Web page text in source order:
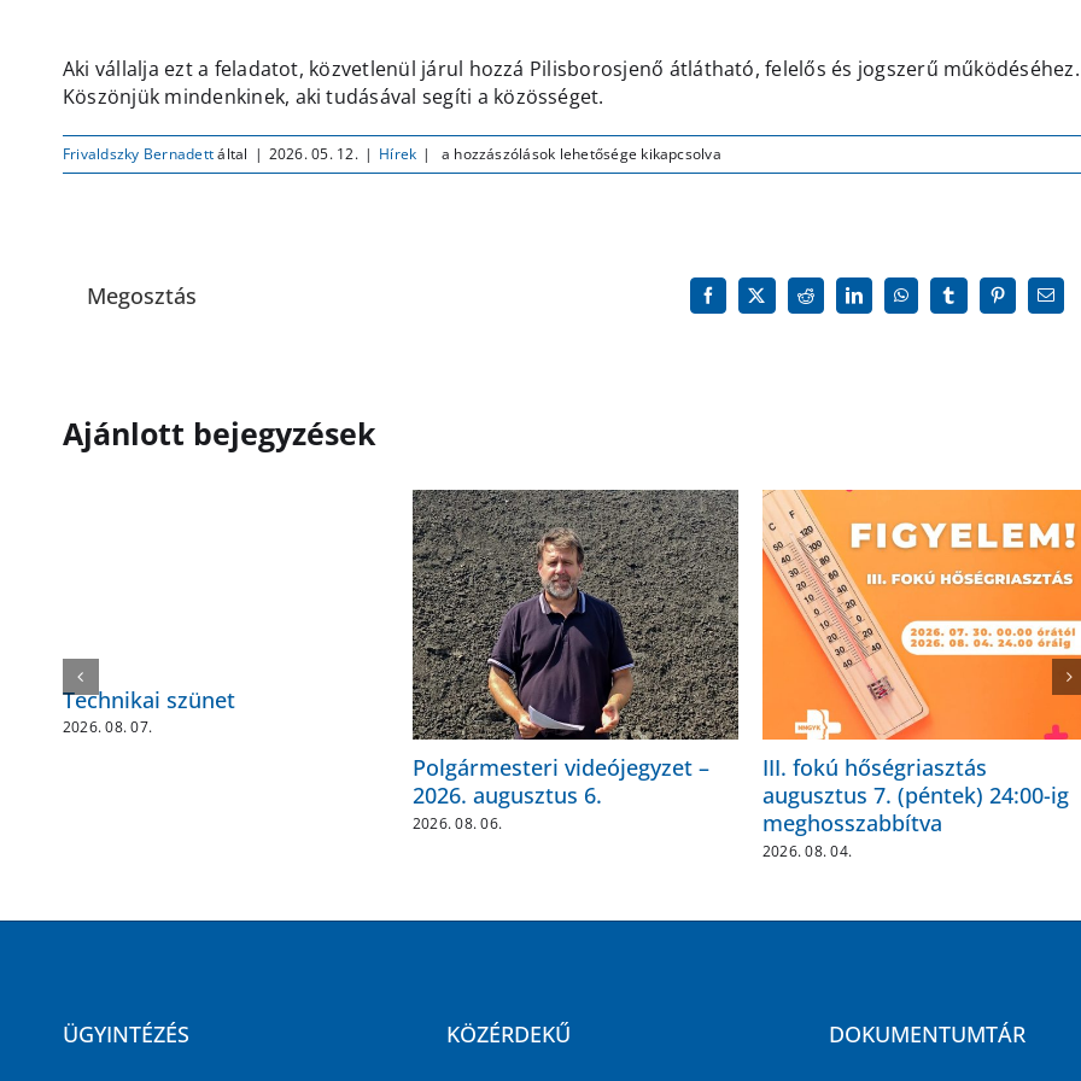
Aki vállalja ezt a feladatot, közvetlenül járul hozzá Pilisborosjenő átlátható, felelős és jogszerű működéséhez.
Köszönjük mindenkinek, aki tudásával segíti a közösséget.
Frivaldszky Bernadettáltal | 2026. 05. 12. | Hírek |
Pilisborosjenő
Önkormányzata
a hozzászólások lehetősége kikapcsolva
Megosztás Facebook
X RedditLinkedInWhatsAppTumblrPinterest
Ajánlott bejegyzések
Technikai szünet
2026. 08. 07.
Polgármesteri videójegyzet –
2026. augusztus 6.
2026. 08. 06.
III. fokú hőségriasztás
augusztus 7. (péntek) 24:00-ig
meghosszabbítva
2026. 08. 04.
ÜGYINTÉZÉS KÖZÉRDEKŰ DOKUMENTUMTÁR